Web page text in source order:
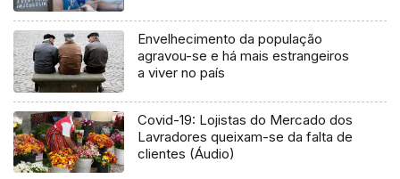
Envelhecimento da população
agravou-se e há mais estrangeiros
a viver no país
Covid-19: Lojistas do Mercado dos
Lavradores queixam-se da falta de
clientes (Áudio)